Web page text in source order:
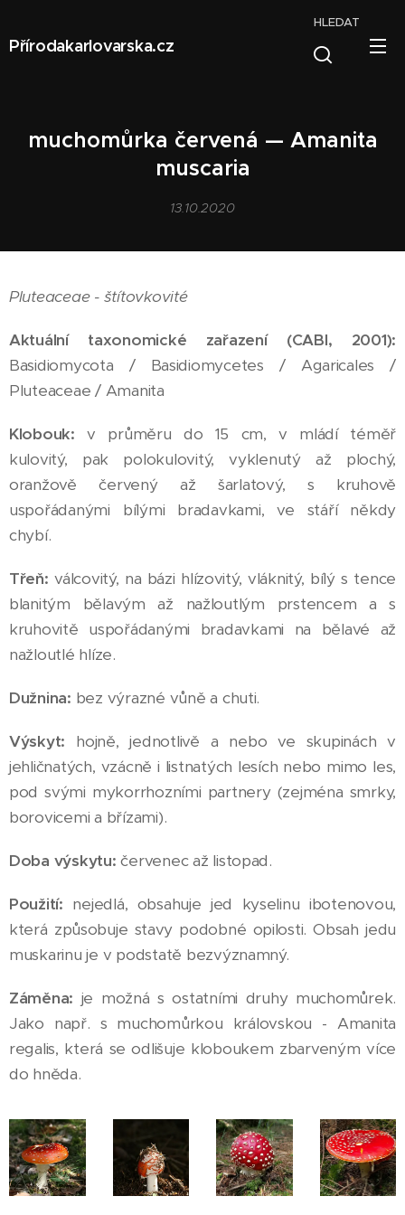
Přírodakarlovarska.cz
HLEDAT
muchomůrka červená — Amanita
muscaria
13.10.2020
Pluteaceae - štítovkovité
Aktuální taxonomické zařazení (CABI, 2001):
Basidiomycota / Basidiomycetes / Agaricales /
Pluteaceae / Amanita
Klobouk: v průměru do 15 cm, v mládí téměř
kulovitý, pak polokulovitý, vyklenutý až plochý,
oranžově červený až šarlatový, s kruhově
uspořádanými bílými bradavkami, ve stáří někdy
chybí.
Třeň: válcovitý, na bázi hlízovitý, vláknitý, bílý s tence
blanitým bělavým až nažloutlým prstencem a s
kruhovitě uspořádanými bradavkami na bělavé až
nažloutlé hlíze.
Dužnina: bez výrazné vůně a chuti.
Výskyt: hojně, jednotlivě a nebo ve skupinách v
jehličnatých, vzácně i listnatých lesích nebo mimo les,
pod svými mykorrhozními partnery (zejména smrky,
borovicemi a břízami).
Doba výskytu: červenec až listopad.
Použití: nejedlá, obsahuje jed kyselinu ibotenovou,
která způsobuje stavy podobné opilosti. Obsah jedu
muskarinu je v podstatě bezvýznamný.
Záměna: je možná s ostatními druhy muchomůrek.
Jako např. s muchomůrkou královskou - Amanita
regalis, která se odlišuje kloboukem zbarveným více
do hněda.